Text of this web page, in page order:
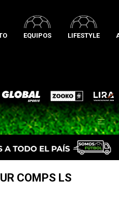
EQUIPOS LIFESTYLE
Global Sports Zooko Lira

COMPS LS